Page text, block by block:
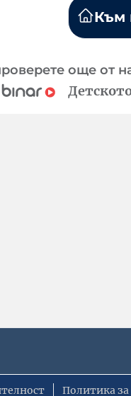
Към
още от
Политика